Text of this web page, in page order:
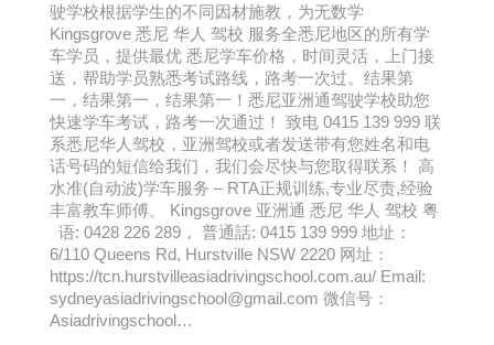
驶学校根据学生的不同因材施教，为无数学
Kingsgrove 悉尼 华人 驾校 服务全悉尼地区的所有学
车学员，提供最优 悉尼学车价格，时间灵活，上门接
送，帮助学员熟悉考试路线，路考一次过。结果第
一，结果第一，结果第一！悉尼亚洲通驾驶学校助您
快速学车考试，路考一次通过！ 致电 0415 139 999 联
系悉尼华人驾校，亚洲驾校或者发送带有您姓名和电
话号码的短信给我们，我们会尽快与您取得联系！ 高
水准(自动波)学车服务 – RTA正规训练,专业尽责,经验
丰富教车师傅。 Kingsgrove 亚洲通 悉尼 华人 驾校 粤
语: 0428 226 289， 普通話: 0415 139 999 地址：
6/110 Queens Rd, Hurstville NSW 2220 网址：
https://tcn.hurstvilleasiadrivingschool.com.au/ Email:
sydneyasiadrivingschool@gmail.com 微信号：
Asiadrivingschool…